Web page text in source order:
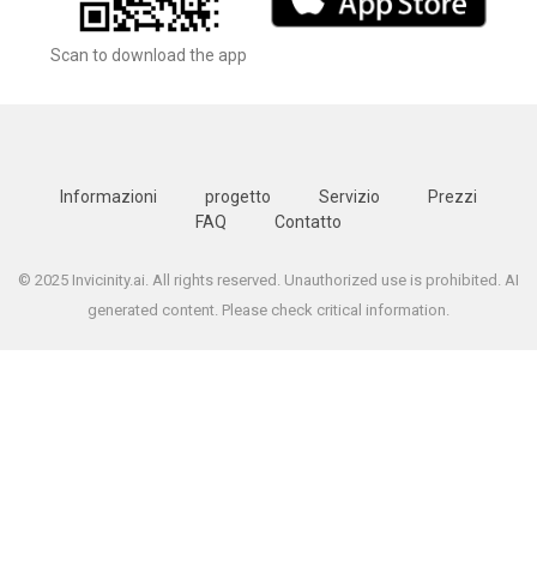
Scan to download the app
Informazioni progetto Servizio
Prezzi
FAQ
Contatto
© 2025 Invicinity.ai. All rights reserved. Unauthorized use is prohibited. AI
generated content. Please check critical information.